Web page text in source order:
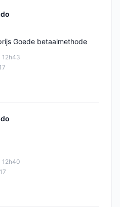
12h43
Goede betaalmethode
12h40